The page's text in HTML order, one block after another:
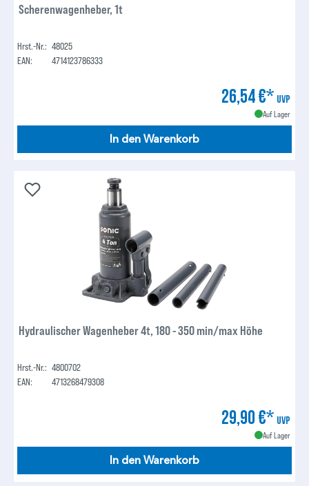
Scherenwagenheber, 1t
Hrst.-Nr.: 48025
EAN:
4714123786333
26,54 €* UVP
Auf Lager
In den Warenkorb
Hydraulischer Wagenheber 4t, 180 - 350 min/max Höhe
Hrst.-Nr.: 4800702
EAN:
4713268479308
29,90 €* UVP
Auf Lager
In den Warenkorb